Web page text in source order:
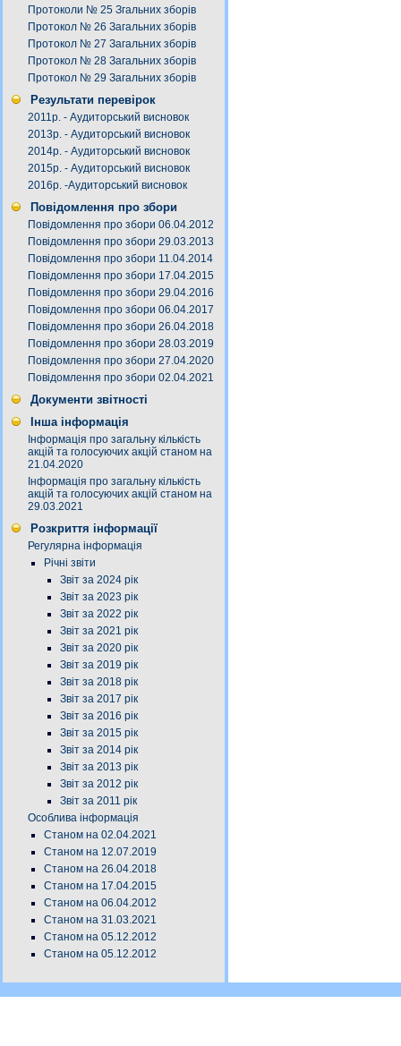
Протоколи № 25 Згальних зборів
Протокол № 26 Загальних зборів
Протокол № 27 Загальних зборів
Протокол № 28 Загальних зборів
Протокол № 29 Загальних зборів
Результати перевірок
2011р. - Аудиторський висновок
2013р. - Аудиторський висновок
2014р. - Аудиторський висновок
2015р. - Аудиторський висновок
2016р. -Аудиторський висновок
Повідомлення про збори
Повідомлення про збори 06.04.2012
Повідомлення про збори 29.03.2013
Повідомлення про збори 11.04.2014
Повідомлення про збори 17.04.2015
Повідомлення про збори 29.04.2016
Повідомлення про збори 06.04.2017
Повідомлення про збори 26.04.2018
Повідомлення про збори 28.03.2019
Повідомлення про збори 27.04.2020
Повідомлення про збори 02.04.2021
Документи звітності
Інша інформація
Інформація про загальну кількість
акцій та голосуючих акцій станом на
21.04.2020
Інформація про загальну кількість
акцій та голосуючих акцій станом на
29.03.2021
Розкриття інформації
Регулярна інформація
Річні звіти
Звіт за 2024 рік
Звіт за 2023 рік
Звіт за 2022 рік
Звіт за 2021 рік
Звіт за 2020 рік
Звіт за 2019 рік
Звіт за 2018 рік
Звіт за 2017 рік
Звіт за 2016 рік
Звіт за 2015 рік
Звіт за 2014 рік
Звіт за 2013 рік
Звіт за 2012 рік
Звіт за 2011 рік
Особлива інформація
Станом на 02.04.2021
Станом на 12.07.2019
Станом на 26.04.2018
Станом на 17.04.2015
Станом на 06.04.2012
Станом на 31.03.2021
Станом на 05.12.2012
Станом на 05.12.2012